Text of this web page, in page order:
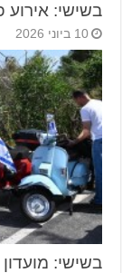
בשישי:
10 ביוני 2026
בשישי: מועדון החמש